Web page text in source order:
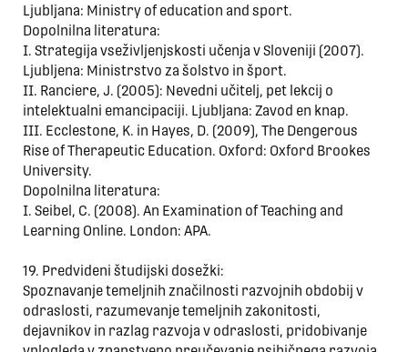
Ljubljana: Ministry of education and sport.
Dopolnilna literatura:
I. Strategija vseživljenjskosti učenja v Sloveniji (2007).
Ljubljena: Ministrstvo za šolstvo in šport.
II. Ranciere, J. (2005): Nevedni učitelj, pet lekcij o
intelektualni emancipaciji. Ljubljana: Zavod en knap.
III. Ecclestone, K. in Hayes, D. (2009), The Dengerous
Rise of Therapeutic Education. Oxford: Oxford Brookes
University.
Dopolnilna literatura:
I. Seibel, C. (2008). An Examination of Teaching and
Learning Online. London: APA.
19. Predvideni študijski dosežki:
Spoznavanje temeljnih značilnosti razvojnih obdobij v
odraslosti, razumevanje temeljnih zakonitosti,
dejavnikov in razlag razvoja v odraslosti, pridobivanje